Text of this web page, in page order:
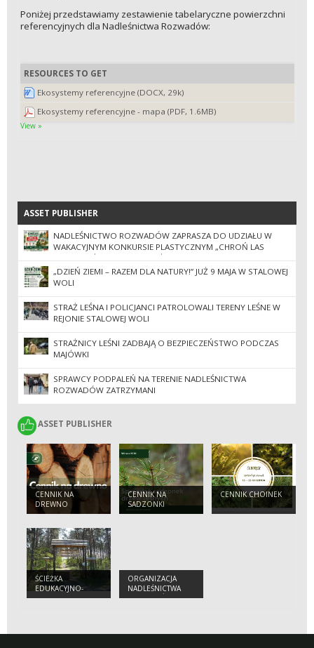
Poniżej przedstawiamy zestawienie tabelaryczne powierzchni
referencyjnych dla Nadleśnictwa Rozwadów:
RESOURCES TO GET
Ekosystemy referencyjne (DOCX, 29k)
Ekosystemy referencyjne - mapa (PDF, 1.6MB)
View »
ASSET PUBLISHER
ASSET PUBLISHER
NADLEŚNICTWO ROZWADÓW ZAPRASZA DO UDZIAŁU W
WAKACYJNYM KONKURSIE PLASTYCZNYM „CHROŃ LAS
PRZED POŻAREM – TO ZALEŻY OD CIEBIE!”
„DZIEŃ ZIEMI – RAZEM DLA NATURY!” JUŻ 9 MAJA W STALOWEJ
WOLI
STRAŻ LEŚNA I POLICJANCI PATROLOWALI TERENY LEŚNE W
REJONIE STALOWEJ WOLI
STRAŻNICY LEŚNI ZADBAJĄ O BEZPIECZEŃSTWO PODCZAS
MAJÓWKI
SPRAWCY PODPALEŃ NA TERENIE NADLEŚNICTWA
ROZWADÓW ZATRZYMANI
ASSET PUBLISHER
ASSET PUBLISHER
CENNIK NA
DREWNO
CENNIK NA
SADZONKI
CENNIK CHOINEK
ŚCIEŻKA
EDUKACYJNO-
PRZYRODNICZA
ORGANIZACJA
NADLEŚNICTWA
ROZWADÓW